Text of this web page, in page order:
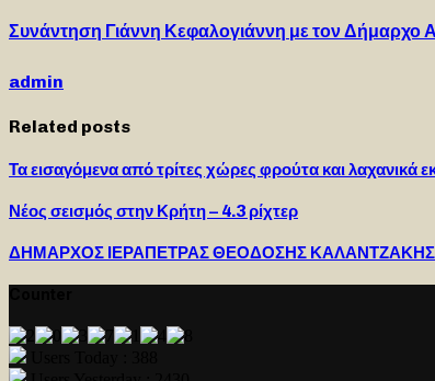
Συνάντηση Γιάννη Κεφαλογιάννη με τον Δήμαρχο
admin
Related posts
Τα εισαγόμενα από τρίτες χώρες φρούτα και λαχανικά
Νέος σεισμός στην Κρήτη – 4.3 ρίχτερ
ΔΗΜΑΡΧΟΣ ΙΕΡΑΠΕΤΡΑΣ ΘΕΟΔΟΣΗΣ ΚΑΛΑΝΤΖΑΚΗΣ: